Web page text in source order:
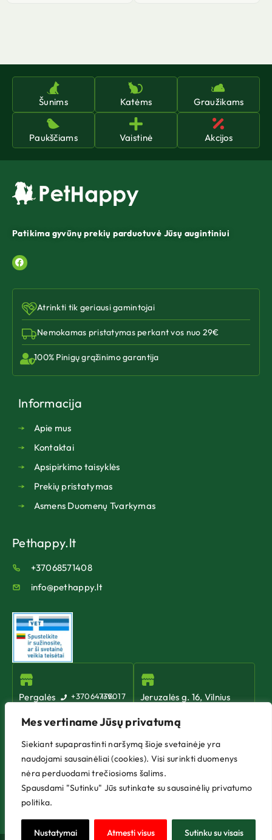
Mes vertiname Jūsų privatumą
Siekiant supaprastinti naršymą šioje svetainėje yra
naudojami sausainėliai (cookies). Visi surinkti duomenys
nėra perduodami trečiosioms šalims.
Spausdami "Sutinku" Jūs sutinkate su sausainėlių privatumo
politika.
Nustatymai Atmesti visus Sutinku su visais
Šunims Katėms Graužikams
Paukščiams Vaistinė Akcijos
Patikima gyvūnų prekių parduotuvė Jūsų augintiniui
Atrinkti tik geriausi gamintojai
Nemokamas pristatymas perkant vos nuo 29€
100% Pinigų grąžinimo garantija
Informacija
Apie mus
Kontaktai
Apsipirkimo taisyklės
Prekių pristatymas
Asmens Duomenų Tvarkymas
Pethappy.lt
+37068571408
info@pethappy.lt
Pergalės
Vilnius
+37064735017
I-V:
-
19:00
VI:
10:00
17:00
VII:
Jeruzalės g. 16, Vilnius
I-V: 10:00 - 19:00
VII: Nedirbame